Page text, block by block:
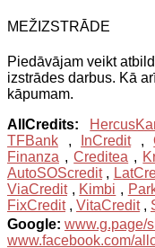
MEŽIZSTRĀDE
Piedāvājam veikt
izstrādes darbus. Kā
kāpumam.
AllCredits:
TFBank , InCredit,
Finanza ,Creditea ,
AutoSOScredit,
ViaCredit, Kimbi ,
FixCredit, VitaCredit,
Google: www.g.page/
www.facebook.com/